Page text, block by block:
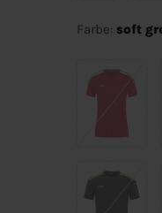
Farbe: soft